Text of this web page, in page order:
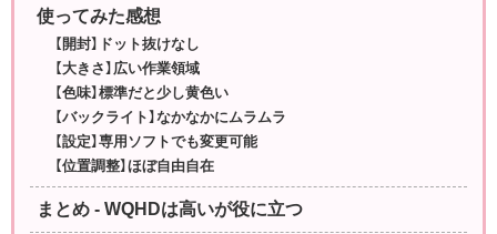
使ってみた感想
【開封】ドット抜けなし
【大きさ】広い作業領域
【色味】標準だと少し黄色い
【バックライト】なかなかにムラムラ
【設定】専用ソフトでも変更可能
【位置調整】ほぼ自由自在
まとめ - WQHDは高いが役に立つ